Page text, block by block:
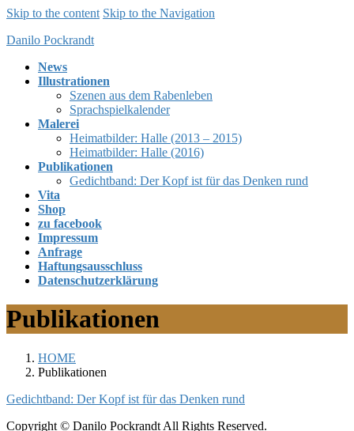
Skip to the content Skip to the Navigation
Danilo Pockrandt
News
Illustrationen
Szenen aus dem Rabenleben
Sprachspielkalender
Malerei
Heimatbilder: Halle (2013 – 2015)
Heimatbilder: Halle (2016)
Publikationen
Gedichtband: Der Kopf ist für das Denken rund
Vita
Shop
zu facebook
Impressum
Anfrage
Haftungsausschluss
Datenschutzerklärung
Publikationen
HOME
Publikationen
Gedichtband: Der Kopf ist für das Denken rund
Copyright © Danilo Pockrandt All Rights Reserved.